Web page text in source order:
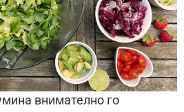
внимателно го